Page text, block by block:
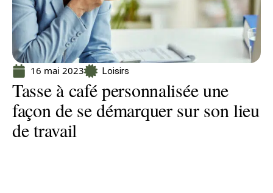
16 mai 2023 Loisirs
Tasse à café personnalisée une
façon de se démarquer sur son lieu
de travail